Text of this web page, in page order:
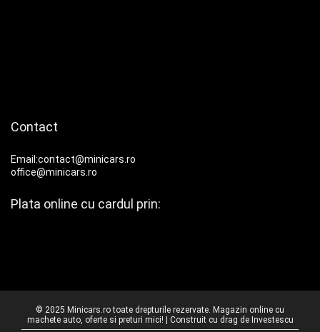
Contact
Email:contact@minicars.ro
office@minicars.ro
Plata online cu cardul prin:
© 2025 Minicars.ro toate drepturile rezervate. Magazin online cu
machete auto, oferte si preturi mici! | Construit cu drag de Investescu